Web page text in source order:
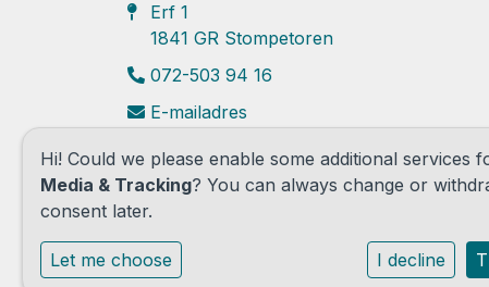
Erf 1
1841 GR Stompetoren
072-503 94 16
E-mailadres
Hi! Could we please enable some additional services
Media & Tracking? You can always change or
consent later.
Let me choose I decline